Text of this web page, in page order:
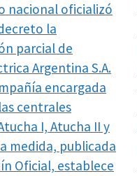
nacional oficializó
la
parcial de
Argentina S.A.
encargada
centrales
I, Atucha II y
medida, publicada
Oficial, establece